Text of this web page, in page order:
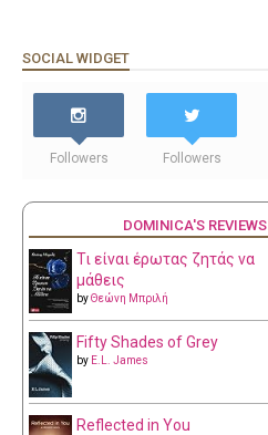
SOCIAL WIDGET
Followers Followers
DOMINICA'S REVIEWS
Τι είναι έρωτας ζητάς να
μάθεις
byΘεώνη Μπριλή
Fifty Shades of Grey
by E.L. James
Reflected in You